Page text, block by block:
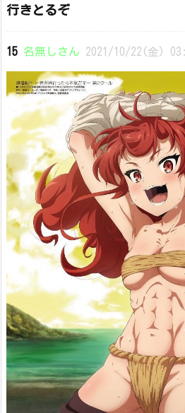
行きとるぞ
15 名無しさん 2021/10/22(金)